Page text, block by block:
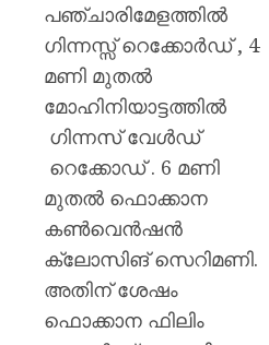
പഞ്ചാരിമേളത്തിൽ
ഗിന്നസ്സ് റെക്കോർഡ് , 4
മണി മുതൽ
മോഹിനിയാട്ടത്തിൽ
ഗിന്നസ് വേൾഡ്
റെക്കോഡ് . 6 മണി
മുതൽ ഫൊക്കാന
കൺവെൻഷൻ
ക്ലോസിങ് സെറിമണി.
അതിന് ശേഷം
ഫൊക്കാന ഫിലിം